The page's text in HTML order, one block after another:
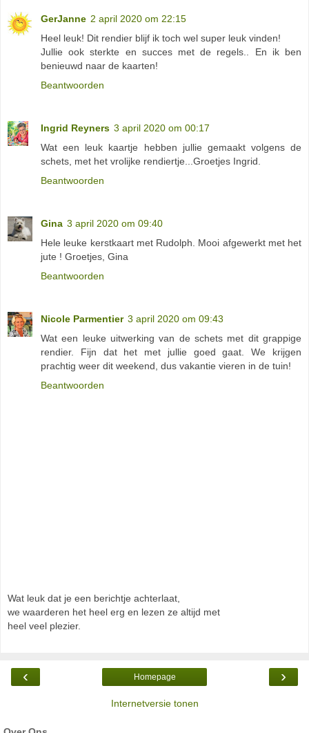
GerJanne 2 april 2020 om 22:15
Heel leuk! Dit rendier blijf ik toch wel super leuk vinden!
Jullie ook sterkte en succes met de regels.. En ik ben
benieuwd naar de kaarten!
Beantwoorden
Ingrid Reyners 3 april 2020 om 00:17
Wat een leuk kaartje hebben jullie gemaakt volgens de
schets, met het vrolijke rendiertje...Groetjes Ingrid.
Beantwoorden
Gina 3 april 2020 om 09:40
Hele leuke kerstkaart met Rudolph. Mooi afgewerkt met het
jute ! Groetjes, Gina
Beantwoorden
Nicole Parmentier 3 april 2020 om 09:43
Wat een leuke uitwerking van de schets met dit grappige
rendier. Fijn dat het met jullie goed gaat. We krijgen
prachtig weer dit weekend, dus vakantie vieren in de tuin!
Beantwoorden
Wat leuk dat je een berichtje achterlaat,
we waarderen het heel erg en lezen ze altijd met
heel veel plezier.
‹ ›
Homepage
Internetversie tonen